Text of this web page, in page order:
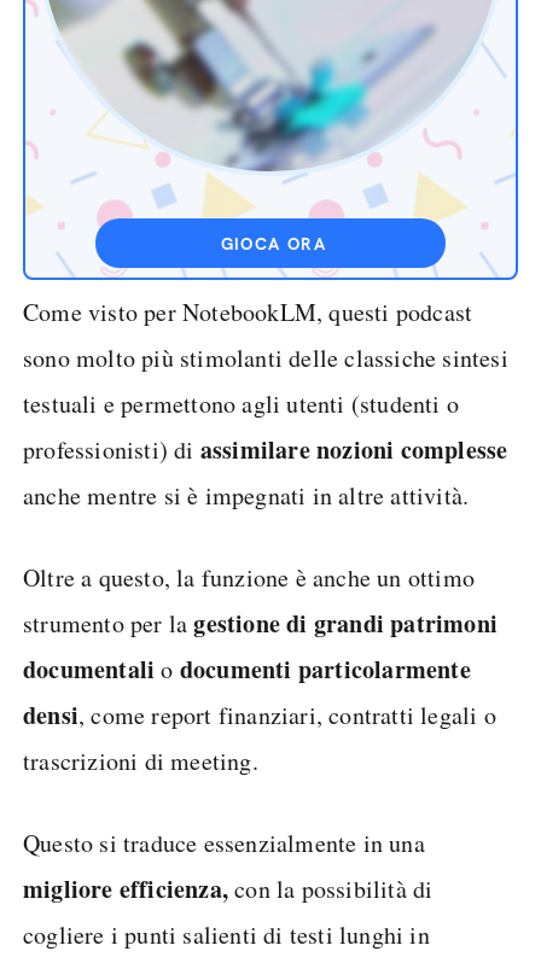
GIOCA ORA
Come visto per NotebookLM, questi podcast
sono molto più stimolanti delle classiche sintesi
testuali e permettono agli utenti (studenti o
professionisti) di assimilare nozioni complesse
anche mentre si è impegnati in altre attività.
Oltre a questo, la funzione è anche un ottimo
strumento per lagestione di grandi patrimoni
documentalio documenti particolarmente
densi, come report finanziari, contratti legali o
trascrizioni di meeting.
Questo si traduce essenzialmente in una
migliore efficienza,con la possibilità di
cogliere i punti salienti di testi lunghi in